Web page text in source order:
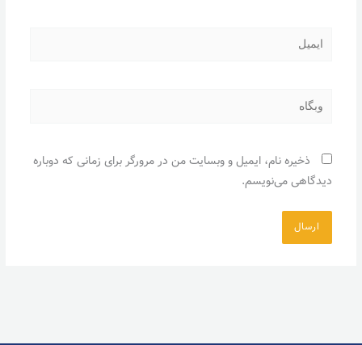
ایمیل
وبگاه
ذخیره نام، ایمیل و وبسایت من در مرورگر برای زمانی که دوباره
دیدگاهی می‌نویسم.